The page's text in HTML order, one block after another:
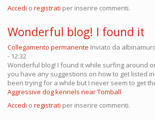
Accedi o registrati per inserire commenti.
Wonderful blog! I found it
Collegamento permanente Inviato da
- 12:32
Wonderful blog! I found it while surfing around
you have any suggestions on how to get listed in
been trying for a while but I never seem to get
Aggressive dog kennels near Tomball
Accedi o registrati per inserire commenti.